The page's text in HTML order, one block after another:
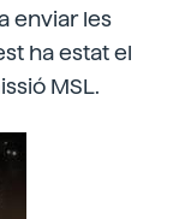
enviar les
ha estat el
MSL.